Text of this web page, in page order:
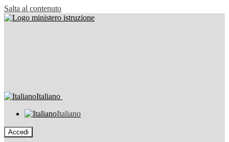
Salta al contenuto
Italiano
Italiano
Accedi